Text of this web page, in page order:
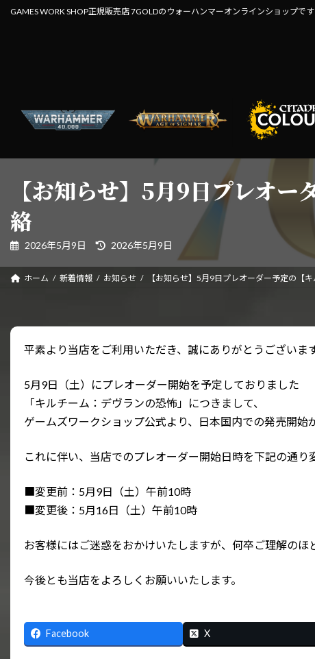
プ
動
GAMES WORK SHOP正規販売店 7GOLDのウォーハンマーオンラインショップです
【お知らせ】5月9日プレオ
絡
2026年5月9日
最
新
日
2026年5月9日
ホーム 新着情報 お知らせ 【お知らせ】5月9日プレオーダー予定の【
平素より当店をご利用いただき、誠にありがとうございます
5月9日（土）にプレオーダー開始を予定しておりました
「キルチーム：デヴランの恐怖」につきまして、
ゲームズワークショップ公式より、日本国内での発売開始
これに伴い、当店でのプレオーダー開始日時を下記の通り
■変更前：5月9日（土）午前10時
■変更後：5月16日（土）午前10時
お客様にはご迷惑をおかけいたしますが、何卒ご理解のほ
今後とも当店をよろしくお願いいたします。
Facebook X